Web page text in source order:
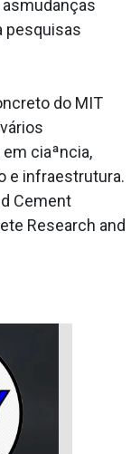
pesquisas
do MIT
ciaªncia,
e infraestrutura.
Cement
Research and